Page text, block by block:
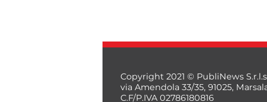
Copyright 2021 © PubliNews
via Amendola 33/35, 91025,
C.F/P.IVA 02786180816